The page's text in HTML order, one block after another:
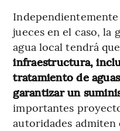
jueces en el caso, la
agua local tendrá que
infraestructura,
tratamiento de
garantizar un
importantes
autoridades admiten